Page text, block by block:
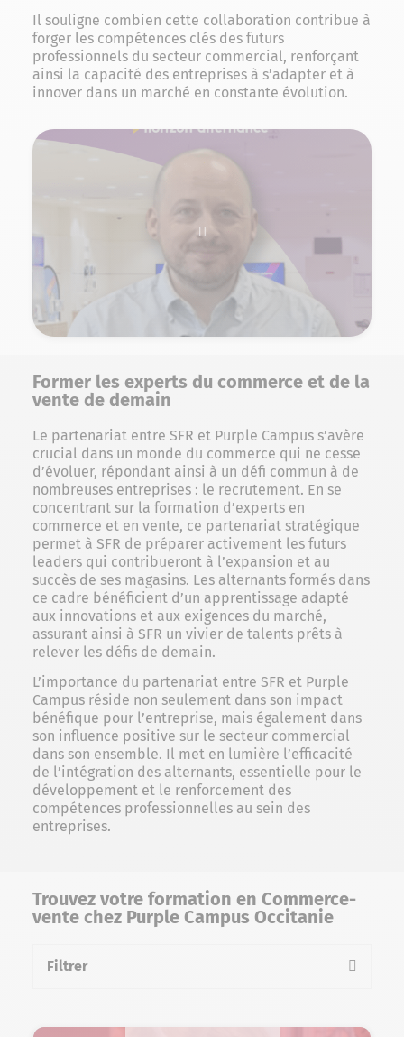
Il souligne combien cette collaboration contribue à
forger les compétences clés des futurs
professionnels du secteur commercial, renforçant
ainsi la capacité des entreprises à s’adapter et à
innover dans un marché en constante évolution.
Former les experts du commerce et de la
vente de demain
Le partenariat entre SFR et Purple Campus s’avère
crucial dans un monde du commerce qui ne cesse
d’évoluer, répondant ainsi à un défi commun à de
nombreuses entreprises : le recrutement. En se
concentrant sur la formation d’experts en
commerce et en vente, ce partenariat stratégique
permet à SFR de préparer activement les futurs
leaders qui contribueront à l’expansion et au
succès de ses magasins. Les alternants formés dans
ce cadre bénéficient d’un apprentissage adapté
aux innovations et aux exigences du marché,
assurant ainsi à SFR un vivier de talents prêts à
relever les défis de demain.
L’importance du partenariat entre SFR et Purple
Campus réside non seulement dans son impact
bénéfique pour l’entreprise, mais également dans
son influence positive sur le secteur commercial
dans son ensemble. Il met en lumière l’efficacité
de l’intégration des alternants, essentielle pour le
développement et le renforcement des
compétences professionnelles au sein des
entreprises.
Trouvez votre formation en Commerce-
vente chez Purple Campus Occitanie
Filtrer